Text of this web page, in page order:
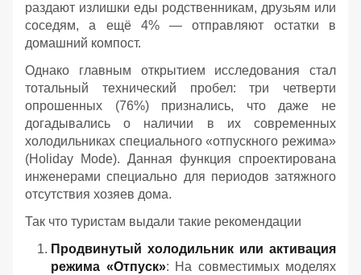
раздают излишки еды родственникам, друзьям или
соседям, а ещё 4% — отправляют остатки в
домашний компост.
Однако главным открытием исследования стал
тотальный технический пробел: три четверти
опрошенных (76%) признались, что даже не
догадывались о наличии в их современных
холодильниках специального «отпускного режима»
(Holiday Mode). Данная функция спроектирована
инженерами специально для периодов затяжного
отсутствия хозяев дома.
Так что туристам выдали такие рекомендации
Продвинутый холодильник или активация
режима «Отпуск»: На совместимых моделях